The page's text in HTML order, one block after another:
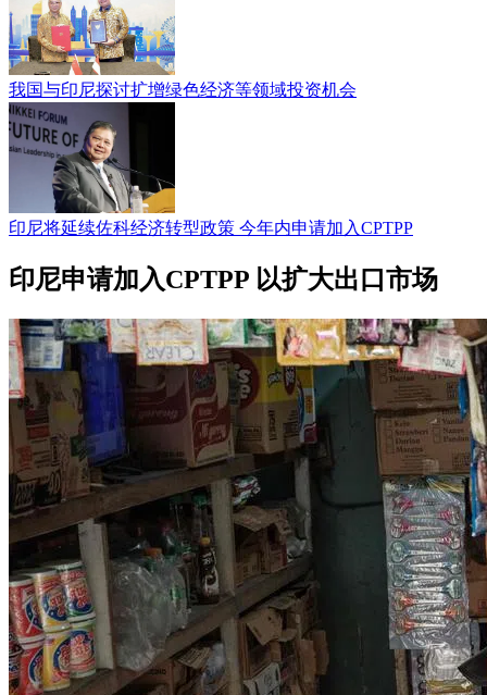
我国与印尼探讨扩增绿色经济等领域投资机会
印尼将延续佐科经济转型政策 今年内申请加入CPTPP
印尼申请加入CPTPP 以扩大出口市场